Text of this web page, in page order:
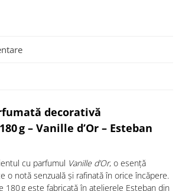
decorativă
g – Vanille d’Or – Esteban
cu parfumul Vanille d’Or, o esență
o notă senzuală și rafinată în orice încăpere.
180 g este fabricată în atelierele Esteban din